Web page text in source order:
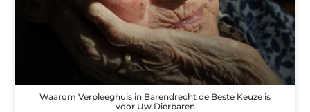
Waarom Verpleeghuis in Barendrecht de Beste Keuze is
voor Uw Dierbaren